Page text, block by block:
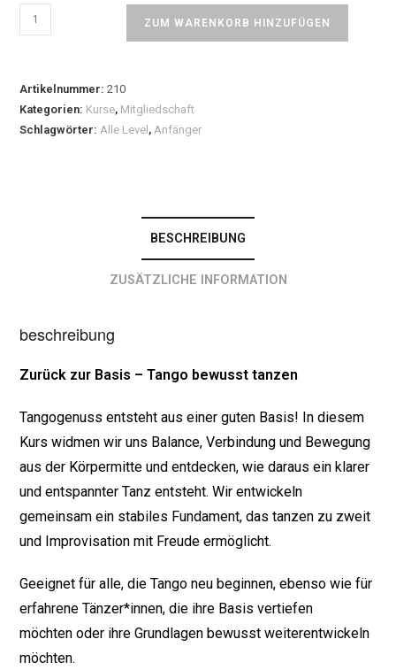
ZUM WARENKORB HINZUFÜGEN
Artikelnummer:210
Kategorien: Kurse, Mitgliedschaft
Schlagwörter:Alle Level ,Anfänger
BESCHREIBUNG
ZUSÄTZLICHE INFORMATION
beschreibung
Zurück zur Basis – Tango bewusst tanzen
Tangogenuss entsteht aus einer guten Basis! In diesem
Kurs widmen wir uns Balance, Verbindung und Bewegung
aus der Körpermitte und entdecken, wie daraus ein klarer
und entspannter Tanz entsteht. Wir entwickeln
gemeinsam ein stabiles Fundament, das tanzen zu zweit
und Improvisation mit Freude ermöglicht.
Geeignet für alle, die Tango neu beginnen, ebenso wie für
erfahrene Tänzer*innen, die ihre Basis vertiefen
möchten oder ihre Grundlagen bewusst weiterentwickeln
möchten.